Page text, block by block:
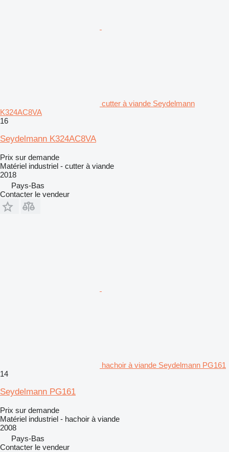
cutter à viande Seydelmann
K324AC8VA
16
Seydelmann K324AC8VA
Prix sur demande
Matériel industriel - cutter à viande
2018
Pays-Bas
Contacter le vendeur
hachoir à viande Seydelmann PG161
14
Seydelmann PG161
Prix sur demande
Matériel industriel - hachoir à viande
2008
Pays-Bas
Contacter le vendeur